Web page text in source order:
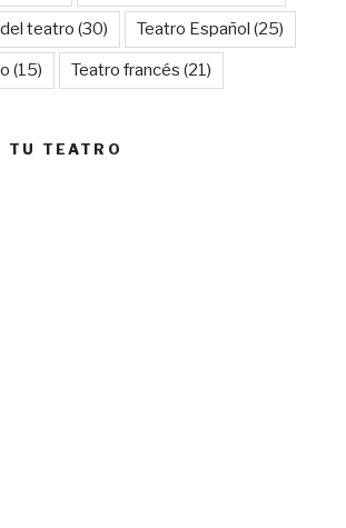
teatro (30) Teatro Español (25)
(15) Teatro francés (21)
TU TEATRO